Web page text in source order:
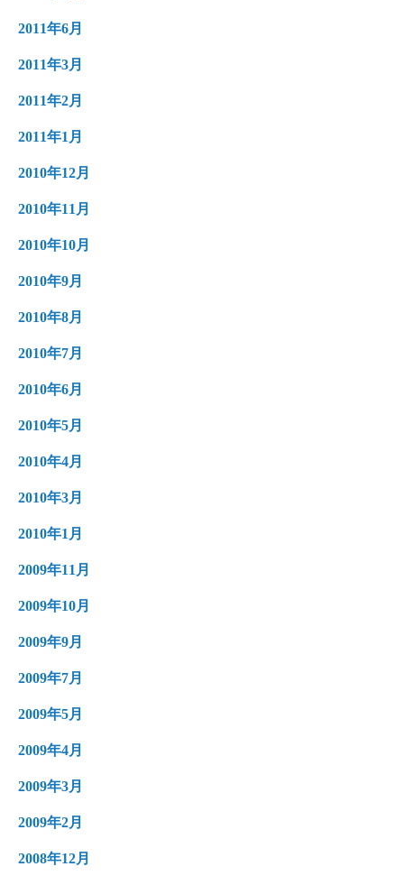
2011年6月
2011年3月
2011年2月
2011年1月
2010年12月
2010年11月
2010年10月
2010年9月
2010年8月
2010年7月
2010年6月
2010年5月
2010年4月
2010年3月
2010年1月
2009年11月
2009年10月
2009年9月
2009年7月
2009年5月
2009年4月
2009年3月
2009年2月
2008年12月